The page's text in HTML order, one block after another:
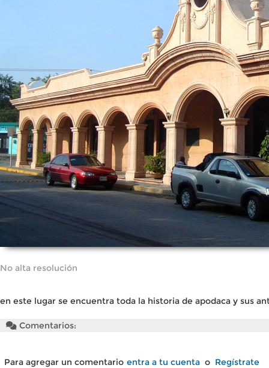
No alta resolución
en este lugar se encuentra toda la historia de apodaca y sus
Comentarios:
Para agregar un comentario entra a tu cuenta o Regístrate